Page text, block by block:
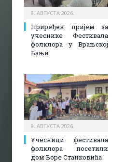
8. АВГУСТА 2026.
Приређен пријем за
учеснике Фестивала
фолклора у Врањској
Бањи
8. АВГУСТА 2026.
Учесници фестивала
фолклора посетили
дом Боре Станковића